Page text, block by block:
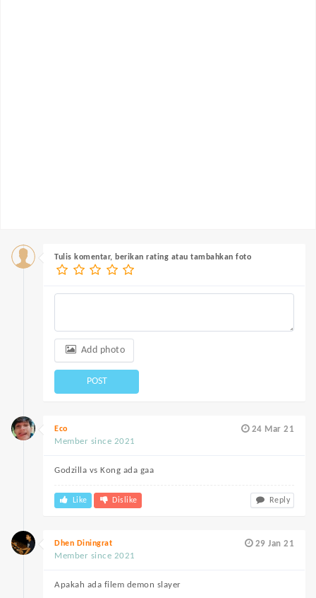
Tulis komentar, berikan rating atau tambahkan foto
Add photo
POST
24 Mar 21
Eco
Member since 2021
Godzilla vs Kong ada gaa
Like Dislike Reply
29 Jan 21
Dhen Diningrat
Member since 2021
Apakah ada filem demon slayer